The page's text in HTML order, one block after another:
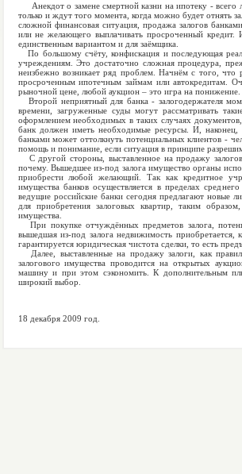
Анекдот о замене смертной казни на ипотеку -
только и ждут того момента, когда можно будет отнять
сложной финансовая ситуация, продажа залогов
или не желающего выплачивать просроченный кредит.
единственным вариантом и для заёмщика.
По большому счёту, конфискация и последующая
учреждениям. Это достаточно сложная процедура,
неизбежно возникает ряд проблем. Начнём с того, что
просроченным ипотечным займам или автокредитам.
рыночной цене, любой аукцион – это игра на понижение.
Второй неприятный для банка - залогодержателя
времени, загруженные суды могут рассматривать
оформлением необходимых в таких случаях
банк должен иметь необходимые ресурсы. И, наконец,
банками может оттолкнуть потенциальных клиентов -
помощь и понимание, если ситуация в принципе
С другой стороны, выставленное на продажу
почему. Вышедшее из-под залога имущество органы
приобрести любой желающий. Так как кредитное
имущества банков осуществляется в пределах
ведущие российские банки сегодня предлагают новые
для приобретения залоговых квартир, таким
имущества.
При покупке отчуждённых предметов залога,
вышедшая из-под залога недвижимость
гарантируется юридическая чистота сделки, то есть
Далее, выставленные на продажу залоги, как
залогового имущества проводится на открытых
машину и при этом сэкономить. К дополнительным
широкий выбор.
18 декабря 2009 год.